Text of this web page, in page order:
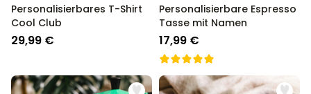
Personalisierbares T-Shirt
Cool Club
29,99 €
Personalisierbare Espresso
Tasse mit Namen
17,99 €